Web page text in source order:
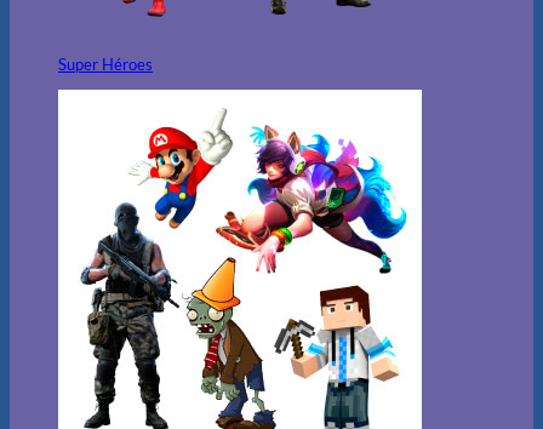
Super Héroes